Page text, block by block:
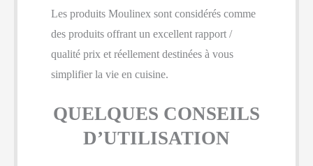
Les produits Moulinex sont considérés comme
des produits offrant un excellent rapport /
qualité prix et réellement destinées à vous
simplifier la vie en cuisine.
QUELQUES CONSEILS
D’UTILISATION